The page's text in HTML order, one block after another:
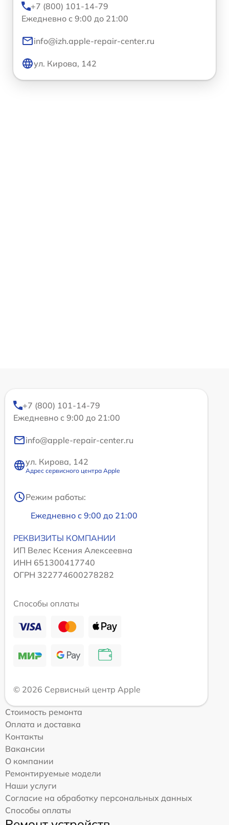
+7 (800) 101-14-79
Ежедневно с 9:00 до 21:00
info@izh.apple-repair-center.ru
ул. Кирова, 142
+7 (800) 101-14-79
Ежедневно с 9:00 до 21:00
info@apple-repair-center.ru
ул. Кирова, 142
Адрес сервисного центра Apple
Режим работы:
Ежедневно с 9:00 до 21:00
РЕКВИЗИТЫ КОМПАНИИ
ИП Велес Ксения Алексеевна
ИНН 651300417740
ОГРН 322774600278282
Способы оплаты
© 2026 Сервисный центр Apple
Стоимость ремонта
Оплата и доставка
Контакты
Вакансии
О компании
Ремонтируемые модели
Наши услуги
Согласие на обработку персональных данных
Способы оплаты